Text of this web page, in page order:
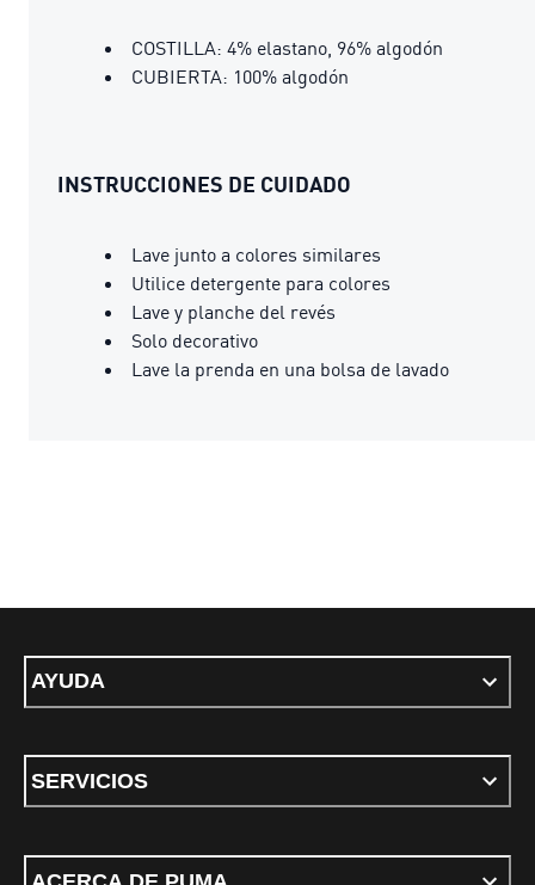
COSTILLA: 4% elastano, 96% algodón
CUBIERTA: 100% algodón
INSTRUCCIONES DE CUIDADO
Lave junto a colores similares
Utilice detergente para colores
Lave y planche del revés
Solo decorativo
Lave la prenda en una bolsa de lavado
AYUDA
SERVICIOS